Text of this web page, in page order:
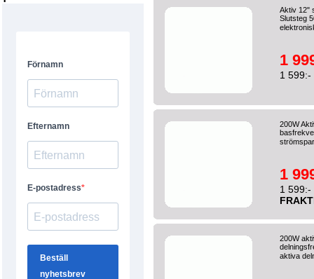
Aktiv 12"
Slutsteg
1
1 599:-
200W
1
1 599:-
200W
aktiva